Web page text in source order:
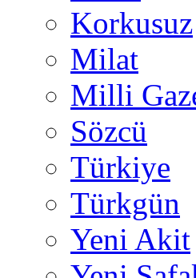
Korkusuz
Milat
Milli
Sözcü
Türkiye
Türkgün
Yeni Akit